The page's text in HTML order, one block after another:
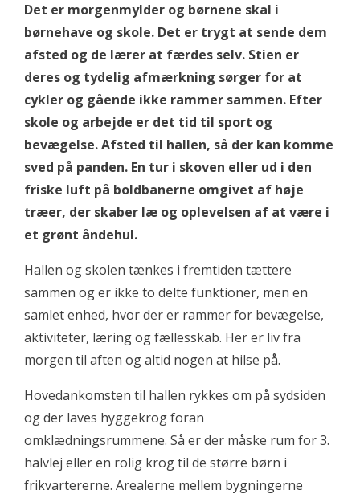
Det er morgenmylder og børnene skal i
børnehave og skole. Det er trygt at sende dem
afsted og de lærer at færdes selv. Stien er
deres og tydelig afmærkning sørger for at
cykler og gående ikke rammer sammen. Efter
skole og arbejde er det tid til sport og
bevægelse. Afsted til hallen, så der kan komme
sved på panden. En tur i skoven eller ud i den
friske luft på boldbanerne omgivet af høje
træer, der skaber læ og oplevelsen af at være i
et grønt åndehul.
Hallen og skolen tænkes i fremtiden tættere
sammen og er ikke to delte funktioner, men en
samlet enhed, hvor der er rammer for bevægelse,
aktiviteter, læring og fællesskab. Her er liv fra
morgen til aften og altid nogen at hilse på.
Hovedankomsten til hallen rykkes om på sydsiden
og der laves hyggekrog foran
omklædningsrummene. Så er der måske rum for 3.
halvlej eller en rolig krog til de større børn i
frikvartererne. Arealerne mellem bygningerne